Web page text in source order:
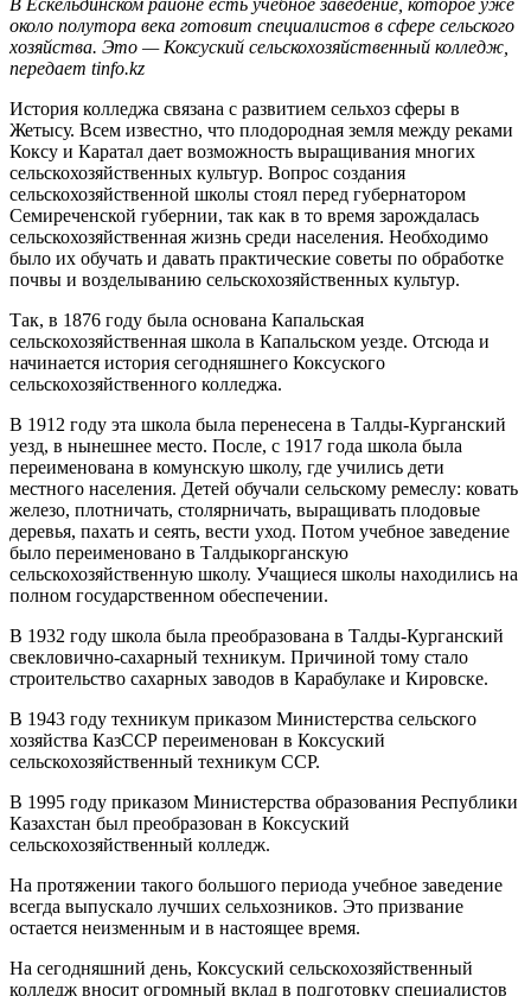
В Ескельдинском районе есть учебное заведение, которое уже
около полутора века готовит специалистов в сфере сельского
хозяйства. Это — Коксуский сельскохозяйственный колледж,
передает tinfo.kz
История колледжа связана с развитием сельхоз сферы в
Жетысу. Всем известно, что плодородная земля между реками
Коксу и Каратал дает возможность выращивания многих
сельскохозяйственных культур. Вопрос создания
сельскохозяйственной школы стоял перед губернатором
Семиреченской губернии, так как в то время зарождалась
сельскохозяйственная жизнь среди населения. Необходимо
было их обучать и давать практические советы по обработке
почвы и возделыванию сельскохозяйственных культур.
Так, в 1876 году была основана Капальская
сельскохозяйственная школа в Капальском уезде. Отсюда и
начинается история сегодняшнего Коксуского
сельскохозяйственного колледжа.
В 1912 году эта школа была перенесена в Талды-Курганский
уезд, в нынешнее место. После, с 1917 года школа была
переименована в комунскую школу, где учились дети
местного населения. Детей обучали сельскому ремеслу: ковать
железо, плотничать, столярничать, выращивать плодовые
деревья, пахать и сеять, вести уход. Потом учебное заведение
было переименовано в Талдыкорганскую
сельскохозяйственную школу. Учащиеся школы находились на
полном государственном обеспечении.
В 1932 году школа была преобразована в Талды-Курганский
свекловично-сахарный техникум. Причиной тому стало
строительство сахарных заводов в Карабулаке и Кировске.
В 1943 году техникум приказом Министерства сельского
хозяйства КазССР переименован в Коксуский
сельскохозяйственный техникум ССР.
В 1995 году приказом Министерства образования Республики
Казахстан был преобразован в Коксуский
сельскохозяйственный колледж.
На протяжении такого большого периода учебное заведение
всегда выпускало лучших сельхозников. Это призвание
остается неизменным и в настоящее время.
На сегодняшний день, Коксуский сельскохозяйственный
колледж вносит огромный вклад в подготовку специалистов